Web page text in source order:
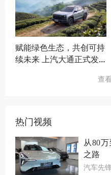
赋能绿色生态，共创可持
续未来 上汽大通正式发
查
热门视频
从80
之路
汽车先锋